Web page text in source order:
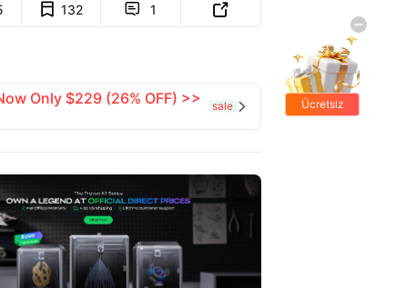
132  1 
Only $229 (26% OFF) >>
sale 
Ücretsiz